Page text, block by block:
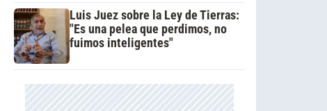
Luis Juez sobre la Ley de Tierras:
"Es una pelea que perdimos, no
fuimos inteligentes"